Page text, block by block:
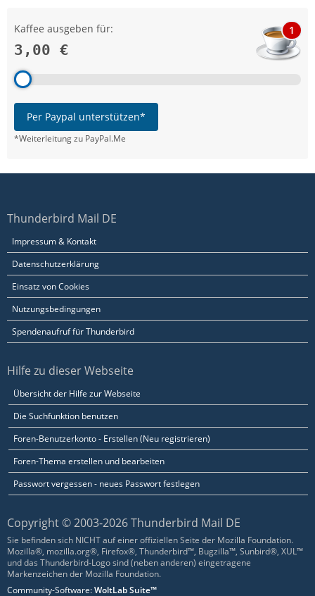
Kaffee ausgeben für:
3,00 €
1
Per Paypal unterstützen*
*Weiterleitung zu PayPal.Me
Thunderbird Mail DE
Impressum & Kontakt
Datenschutzerklärung
Einsatz von Cookies
Nutzungsbedingungen
Spendenaufruf für Thunderbird
Hilfe zu dieser Webseite
Übersicht der Hilfe zur Webseite
Die Suchfunktion benutzen
Foren-Benutzerkonto - Erstellen (Neu registrieren)
Foren-Thema erstellen und bearbeiten
Passwort vergessen - neues Passwort festlegen
Copyright © 2003-2026 Thunderbird Mail DE
Sie befinden sich NICHT auf einer offiziellen Seite der Mozilla Foundation.
Mozilla®, mozilla.org®, Firefox®, Thunderbird™, Bugzilla™, Sunbird®, XUL™
und das Thunderbird-Logo sind (neben anderen) eingetragene
Markenzeichen der Mozilla Foundation.
Community-Software:WoltLab Suite™